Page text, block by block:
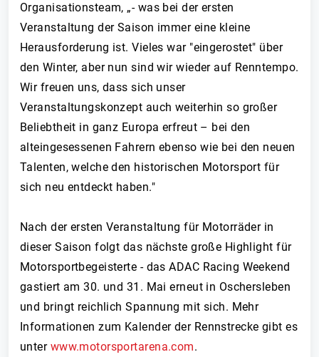
Organisationsteam, „- was bei der ersten
Veranstaltung der Saison immer eine kleine
Herausforderung ist. Vieles war "eingerostet" über
den Winter, aber nun sind wir wieder auf Renntempo.
Wir freuen uns, dass sich unser
Veranstaltungskonzept auch weiterhin so großer
Beliebtheit in ganz Europa erfreut – bei den
alteingesessenen Fahrern ebenso wie bei den neuen
Talenten, welche den historischen Motorsport für
sich neu entdeckt haben."
Nach der ersten Veranstaltung für Motorräder in
dieser Saison folgt das nächste große Highlight für
Motorsportbegeisterte - das ADAC Racing Weekend
gastiert am 30. und 31. Mai erneut in Oschersleben
und bringt reichlich Spannung mit sich. Mehr
Informationen zum Kalender der Rennstrecke gibt es
unter www.motorsportarena.com.